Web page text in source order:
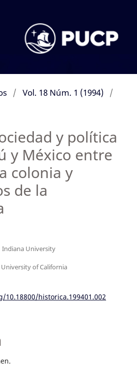
/ Vol. 18 Núm. 1 (1994)
/
y política
y México entre
colonia y
de la
Indiana University
University of California
historica.199401.002